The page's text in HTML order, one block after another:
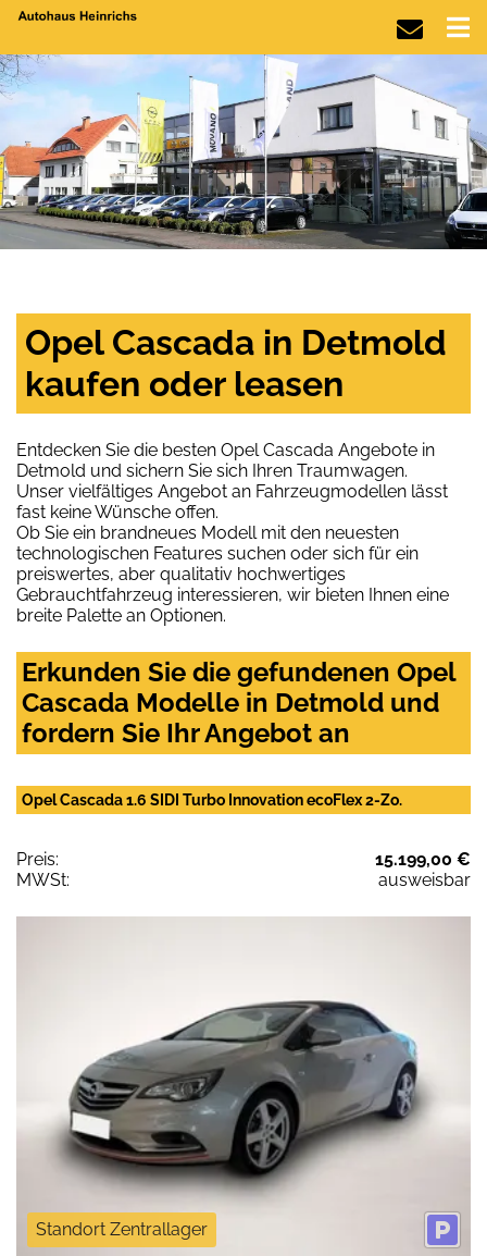
Opel Cascada in Detmold
kaufen oder leasen
Entdecken Sie die besten Opel Cascada Angebote in
Detmold und sichern Sie sich Ihren Traumwagen.
Unser vielfältiges Angebot an Fahrzeugmodellen lässt
fast keine Wünsche offen.
Ob Sie ein brandneues Modell mit den neuesten
technologischen Features suchen oder sich für ein
preiswertes, aber qualitativ hochwertiges
Gebrauchtfahrzeug interessieren, wir bieten Ihnen eine
breite Palette an Optionen.
Erkunden Sie die gefundenen Opel
Cascada Modelle in Detmold und
fordern Sie Ihr Angebot an
Opel Cascada 1.6 SIDI Turbo Innovation ecoFlex 2-Zo.
Preis:
15.199,00 €
MWSt:
ausweisbar
Standort Zentrallager